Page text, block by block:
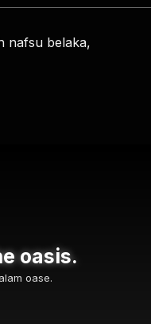
nafsu belaka,
oasis.
oase.